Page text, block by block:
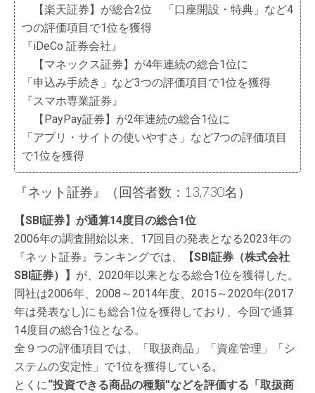
【楽天証券】が総合2位 「口座開設・特典」など4
つの評価項目で1位を獲得
『iDeCo 証券会社』
【マネックス証券】が4年連続の総合1位に
「申込み手続き」など3つの評価項目で1位を獲得
『スマホ専業証券』
【PayPay証券】が2年連続の総合1位に
「アプリ・サイトの使いやすさ」など7つの評価項目
で1位を獲得
『ネット証券』（回答者数：13,730名）
【SBI証券】が通算14度目の総合1位
2006年の調査開始以来、17回目の発表となる2023年の
『ネット証券』ランキングでは、
【SBI証券（株式会社
SBI証券）】 が、2020年以来となる総合1位を獲得した。
同社は2006年、2008～2014年度、2015～2020年(2017
年は発表なし)にも総合1位を獲得しており、今回で通算
14度目の総合1位となる。
全９つの評価項目では、「取扱商品」「資産管理」「シ
ステムの安定性」で1位を獲得している。
とくに“投資できる商品の種類”などを評価する「取扱商